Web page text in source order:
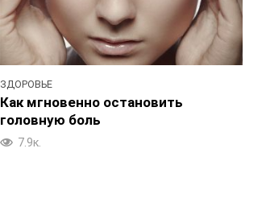
ЗДОРОВЬЕ
Как мгновенно остановить
головную боль
7.9к.